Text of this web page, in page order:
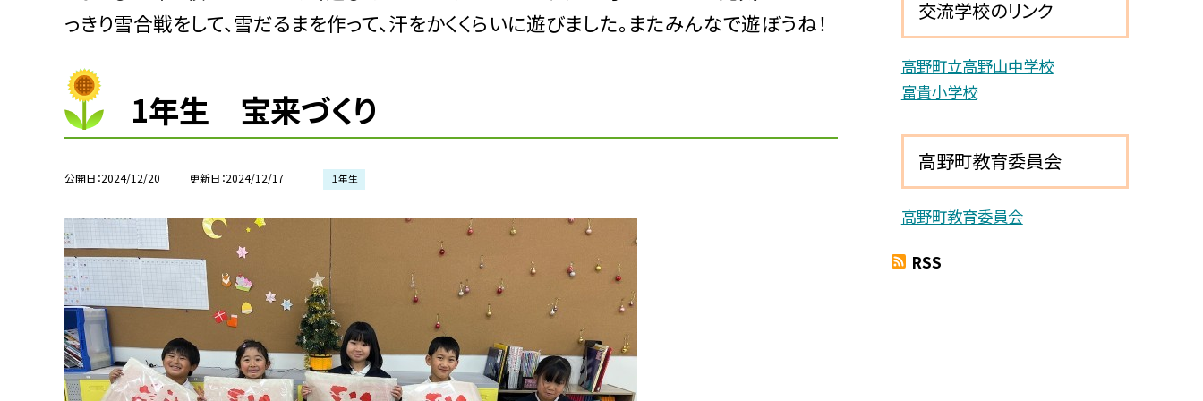
っきり雪合戦をして、雪だるまを作って、汗をかくくらいに遊びました。またみんなで遊ぼうね！
1年生 宝来づくり
公開日 2024/12/20 更新日 2024/12/17 １年生
交流学校のリンク
高野町立高野山中学校
富貴小学校
高野町教育委員会
高野町教育委員会
RSS